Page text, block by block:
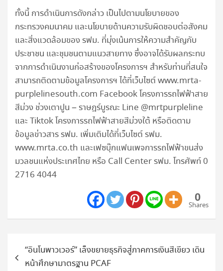
ทั้งนี้ การดำเนินการดังกล่าว เป็นไปตามนโยบายของ
กระทรวงคมนาคม และนโยบายด้านความรับผิดชอบต่อสังคม
และสิ่งแวดล้อมของ รฟม. ที่มุ่งเน้นการให้ความสำคัญกับ
ประชาชน และชุมชนตามแนวสายทาง ซึ่งอาจได้รับผลกระทบ
จากการดำเนินงานก่อสร้างของโครงการฯ สำหรับท่านที่สนใจ
สามารถติดตามข้อมูลโครงการฯ ได้ที่เว็บไซต์ www.mrta-
purplelinesouth.com Facebook โครงการรถไฟฟ้าสาย
สีม่วง ช่วงเตาปูน – ราษฎร์บูรณะ Line @mrtpurpleline
และ Tiktok โครงการรถไฟฟ้าสายสีม่วงใต้ หรือติดตาม
ข้อมูลข่าวสาร รฟม. เพิ่มเติมได้ที่เว็บไซต์ รฟม.
www.mrta.co.th และเฟซบุ๊กแฟนเพจการรถไฟฟ้าขนส่ง
มวลชนแห่งประเทศไทย หรือ Call Center รฟม. โทรศัพท์ 0
2716 4044
0
Shares
แนะแนว
เรื่อง“อินโนพาวเวอร์” เล็งขยายธุรกิจสู่ภาคการเงินสีเขียว เดิน
หน้าศึกษามาตรฐาน PCAF